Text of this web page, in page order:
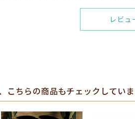
レビュ
こちらの商品もチェックしてい